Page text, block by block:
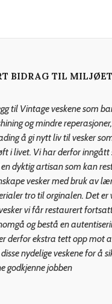
BIDRAG TIL MILJØET
til Vintage veskene som
og mindre
å gi nytt liv til vesker
i livet. Vi har derfor
dyktig artisan som kan
vesker med bruk av
tro til orginalen. Det er
vi får restaurert
og bestå en
derfor ekstra tett opp mot
nydelige veskene for å
godkjenne jobben